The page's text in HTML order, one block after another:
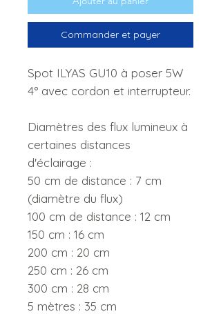
Commander et payer
Spot ILYAS GU10 à poser 5W
4° avec cordon et interrupteur.
Diamètres des flux lumineux à
certaines distances
d'éclairage :
50 cm de distance : 7 cm
(diamètre du flux)
100 cm de distance : 12 cm
150 cm : 16 cm
200 cm : 20 cm
250 cm : 26 cm
300 cm : 28 cm
5 mètres : 35 cm